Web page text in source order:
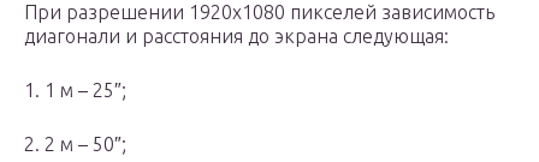
При разрешении 1920х1080 пикселей зависимость
диагонали и расстояния до экрана следующая:
1. 1 м – 25″;
2. 2 м – 50″;